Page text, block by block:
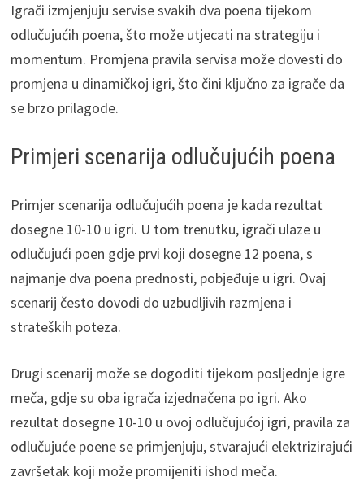
Igrači izmjenjuju servise svakih dva poena tijekom
odlučujućih poena, što može utjecati na strategiju i
momentum. Promjena pravila servisa može dovesti do
promjena u dinamičkoj igri, što čini ključno za igrače da
se brzo prilagode.
Primjeri scenarija odlučujućih poena
Primjer scenarija odlučujućih poena je kada rezultat
dosegne 10-10 u igri. U tom trenutku, igrači ulaze u
odlučujući poen gdje prvi koji dosegne 12 poena, s
najmanje dva poena prednosti, pobjeđuje u igri. Ovaj
scenarij često dovodi do uzbudljivih razmjena i
strateških poteza.
Drugi scenarij može se dogoditi tijekom posljednje igre
meča, gdje su oba igrača izjednačena po igri. Ako
rezultat dosegne 10-10 u ovoj odlučujućoj igri, pravila za
odlučujuće poene se primjenjuju, stvarajući elektrizirajući
završetak koji može promijeniti ishod meča.